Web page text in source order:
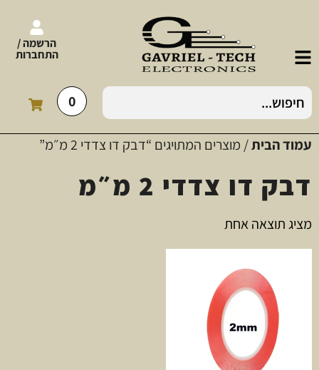
הרשמה /
התחברות
0
עמוד הבית/ מוצרים המתויגים “דבק דו צדדי 2 מ״מ”
דבק דו צדדי 2 מ״מ
מציג תוצאה אחת